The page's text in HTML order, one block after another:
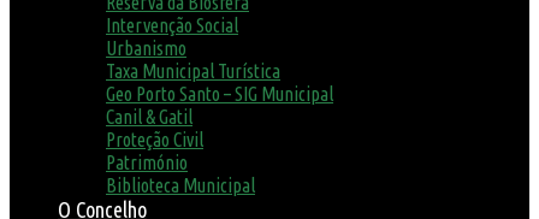
Intervenção Social
Urbanismo
Taxa Municipal Turística
Geo Porto Santo – SIG Municipal
Canil & Gatil
Proteção Civil
Património
Biblioteca Municipal
O Concelho